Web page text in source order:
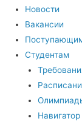
Новости
Вакансии
Студентам